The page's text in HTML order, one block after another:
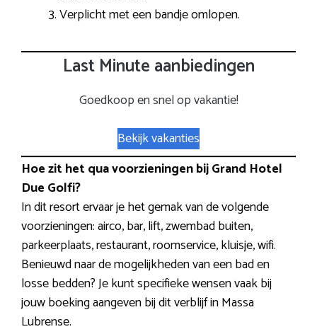
Verplicht met een bandje omlopen.
Last Minute aanbiedingen
Goedkoop en snel op vakantie!
Bekijk vakanties
Hoe zit het qua voorzieningen bij Grand Hotel
Due Golfi?
In dit resort ervaar je het gemak van de volgende
voorzieningen: airco, bar, lift, zwembad buiten,
parkeerplaats, restaurant, roomservice, kluisje, wifi.
Benieuwd naar de mogelijkheden van een bad en
losse bedden? Je kunt specifieke wensen vaak bij
jouw boeking aangeven bij dit verblijf in Massa
Lubrense.